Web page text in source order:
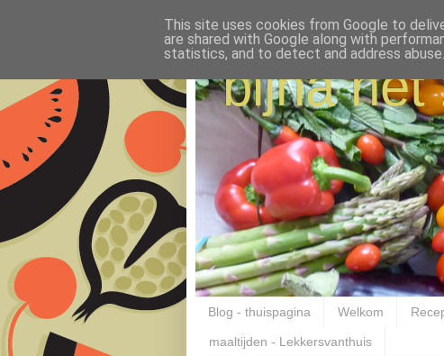
bijna net
Blog - thuispagina Welkom
maaltijden - Lekkersvanthuis
This site uses cookies from Google to
are shared with Google along with
statistics, and to detect and address abuse.